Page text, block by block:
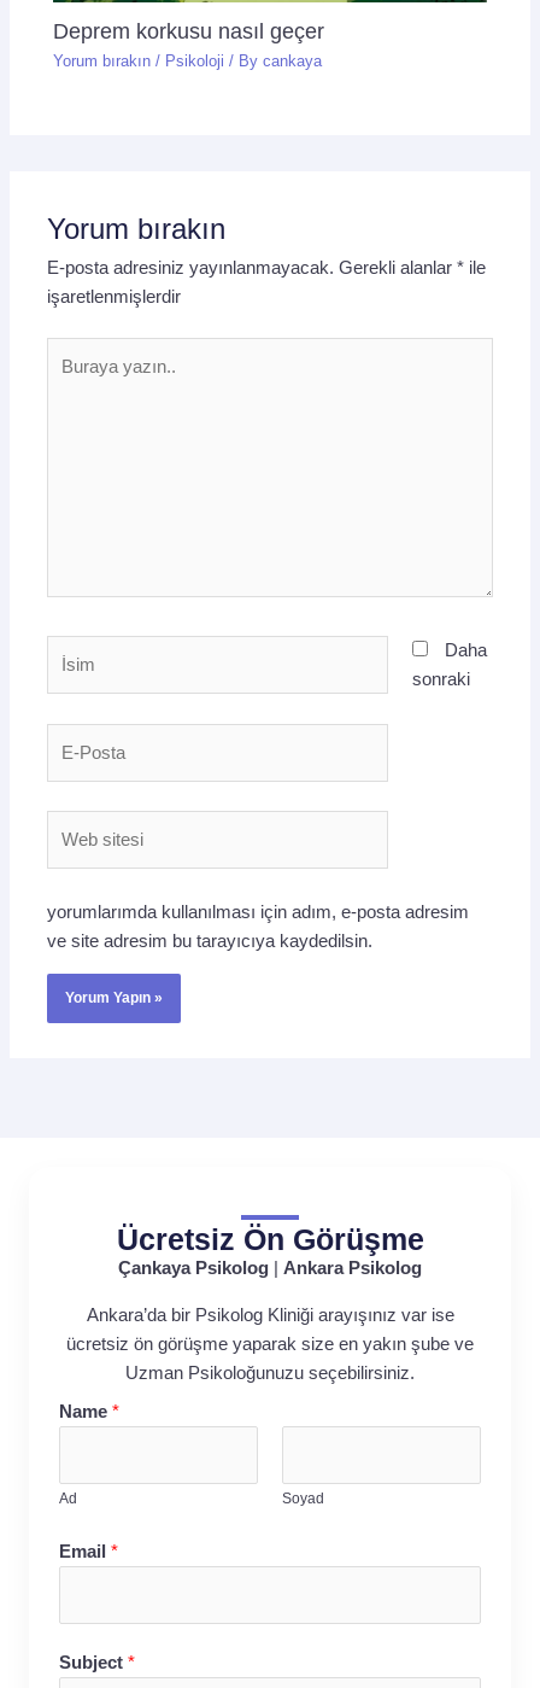
Deprem korkusu nasıl geçer
Yorum bırakın / Psikoloji / Bycankaya
Yorum bırakın
E-posta adresiniz yayınlanmayacak. Gerekli alanlar* ile
işaretlenmişlerdir
yazın..
Daha
sonraki
yorumlarımda kullanılması için adım, e-posta adresim
ve site adresim bu tarayıcıya kaydedilsin.
Ücretsiz Ön Görüşme
Çankaya Psikolog Ankara Psikolog
Ankara’da bir Psikolog Kliniği arayışınız var ise
ücretsiz ön görüşme yaparak size en yakın şube ve
Uzman Psikoloğunuzu seçebilirsiniz.
Name *
Ad Soyad
Email *
Subject *